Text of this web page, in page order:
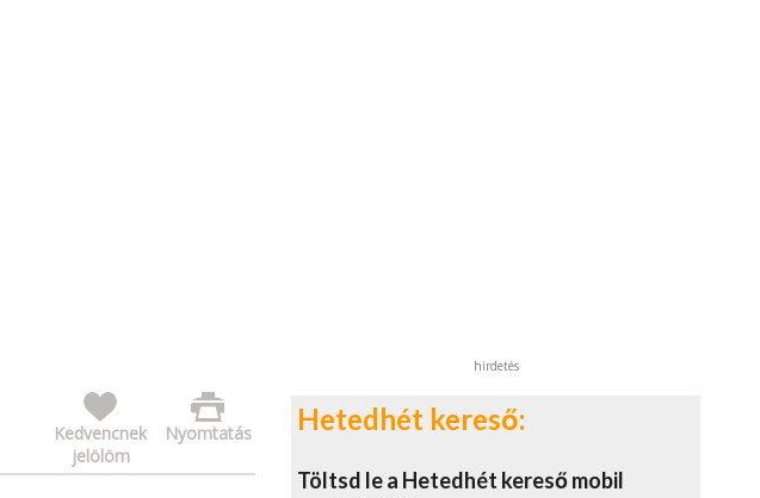
Nyomtatás
Kedvencnek
jelölöm
hirdetés
Hetedhét kereső:
Töltsd le a Hetedhét kereső mobil